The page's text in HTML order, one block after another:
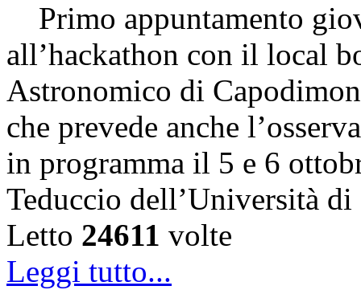
Primo appuntamento
all’hackathon con il local
Astronomico di
che prevede anche
in programma il 5 e 6
Teduccio dell’Università
Letto 24611 volte
Leggi tutto...